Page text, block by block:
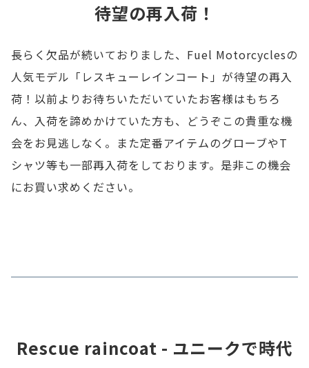
待望の再入荷！
長らく欠品が続いておりました、Fuel Motorcyclesの
人気モデル「レスキューレインコート」が待望の再入
荷！以前よりお待ちいただいていたお客様はもちろ
ん、入荷を諦めかけていた方も、どうぞこの貴重な機
会をお見逃しなく。また定番アイテムのグローブやT
シャツ等も一部再入荷をしております。是非この機会
にお買い求めください。
Rescue raincoat - ユニークで時代